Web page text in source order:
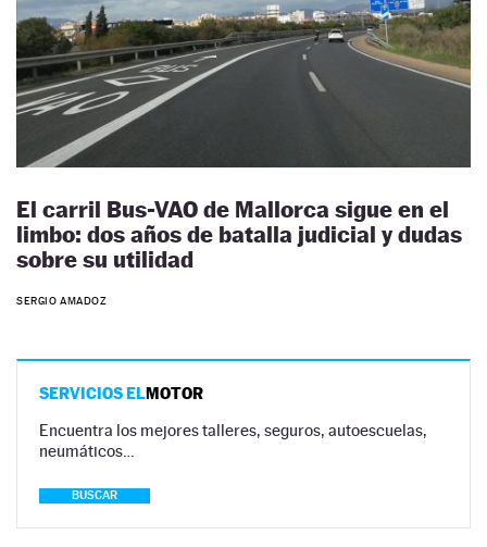
El carril Bus-VAO de Mallorca sigue en el
limbo: dos años de batalla judicial y dudas
sobre su utilidad
SERGIO AMADOZ
SERVICIOS ELMOTOR
Encuentra los mejores talleres, seguros, autoescuelas,
neumáticos…
BUSCAR